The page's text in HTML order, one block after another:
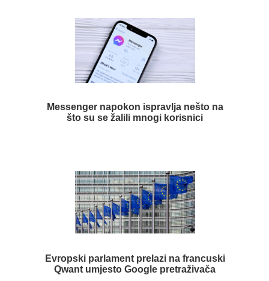
Messenger napokon ispravlja nešto na
što su se žalili mnogi korisnici
Evropski parlament prelazi na francuski
Qwant umjesto Google pretraživača